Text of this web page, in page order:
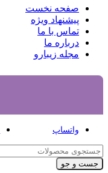
صفحه نخست
پیشنهاد ویژه
تماس با ما
درباره ما
مجله زیبارو
واتساپ
جست و جو